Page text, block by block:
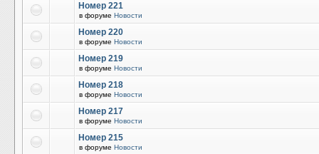
Номер 221
в форуме Новости
Номер 220
в форуме Новости
Номер 219
в форуме Новости
Номер 218
в форуме Новости
Номер 217
в форуме Новости
Номер 215
в форуме Новости